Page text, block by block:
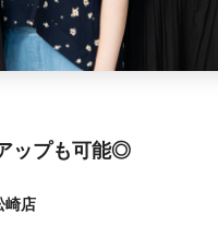
ップも可能◎
店